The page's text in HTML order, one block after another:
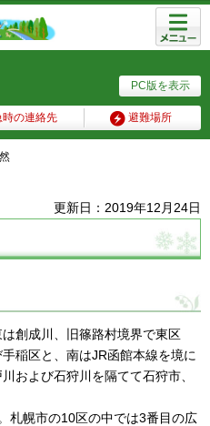
PC版を表示
時の連絡先 避難場所
メニュ
ー
更新日：2019年12月24日
創成川、旧篠路村境界で東区
稲区と、南はJR函館本線を境に
および石狩川を隔てて石狩市、
札幌市の10区の中では3番目の広